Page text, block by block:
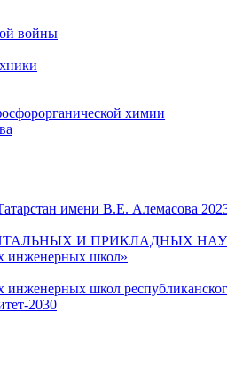
войны
химии
имени В.Е. Алемасова
И ПРИКЛАДНЫХ
инженерных школ»
школ
2030